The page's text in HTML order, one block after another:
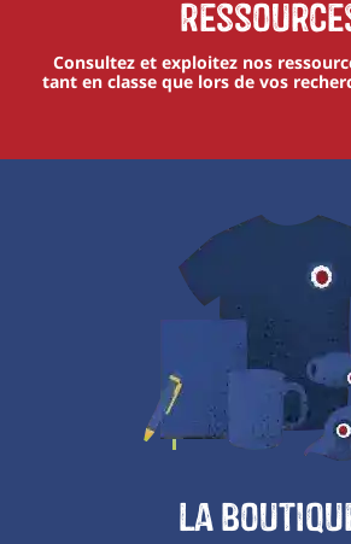
Consultez et exploitez nos
tant en classe que lors de vos
La